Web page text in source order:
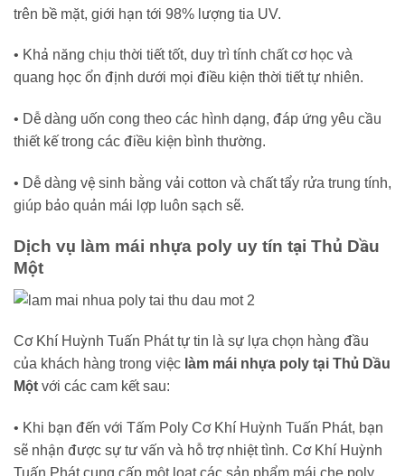
trên bề mặt, giới hạn tới 98% lượng tia UV.
• Khả năng chịu thời tiết tốt, duy trì tính chất cơ học và
quang học ổn định dưới mọi điều kiện thời tiết tự nhiên.
• Dễ dàng uốn cong theo các hình dạng, đáp ứng yêu cầu
thiết kế trong các điều kiện bình thường.
• Dễ dàng vệ sinh bằng vải cotton và chất tẩy rửa trung tính,
giúp bảo quản mái lợp luôn sạch sẽ.
Dịch vụ làm mái nhựa poly uy tín tại Thủ Dầu
Một
Cơ Khí Huỳnh Tuấn Phát tự tin là sự lựa chọn hàng đầu
của khách hàng trong việc làm mái nhựa poly tại Thủ Dầu
Một với các cam kết sau:
• Khi bạn đến với Tấm Poly Cơ Khí Huỳnh Tuấn Phát, bạn
sẽ nhận được sự tư vấn và hỗ trợ nhiệt tình. Cơ Khí Huỳnh